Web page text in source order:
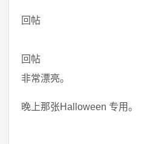
回帖
回帖
非常漂亮。
晚上那张Halloween 专用。